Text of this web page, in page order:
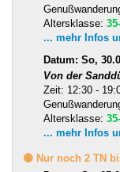
Altersklasse:
... mehr Infos
Datum: So,
Von der
Zeit: 12:30 -
Altersklasse:
... mehr Infos
🟡 Nur noch 2 TN